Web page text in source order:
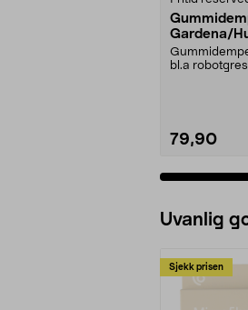
Gardena/
ch/Flymo
bl.a
79,90
Uvanlig
Sjekk prisen